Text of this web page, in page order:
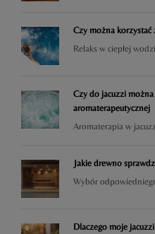
Czy można korzystać
Relaks w ciepłej
Czy do jacuzzi
aromaterapeutycznej
Aromaterapia w
Jakie drewno
Wybór
Dlaczego moje